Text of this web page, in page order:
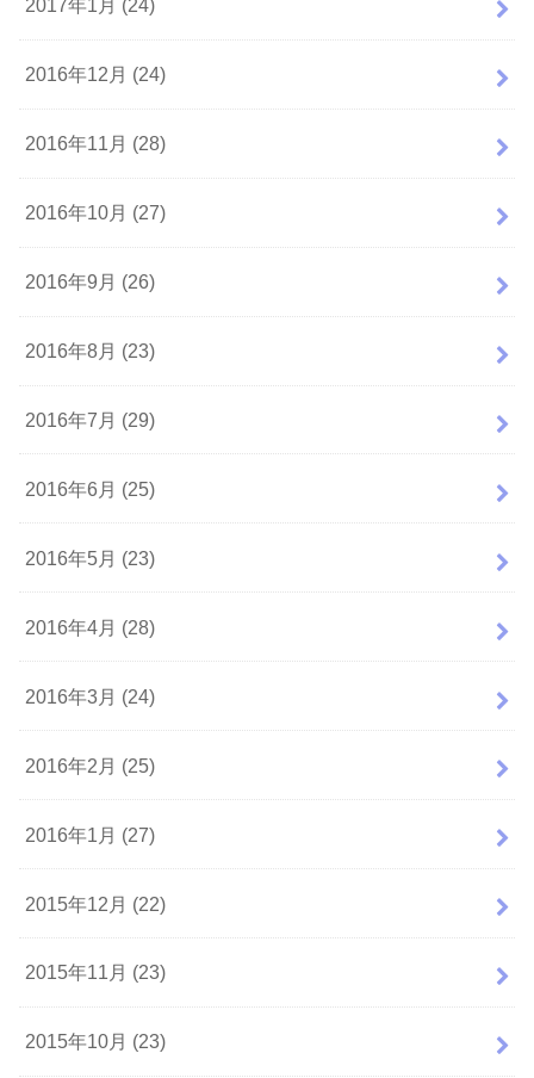
2017年1月 (24)
2016年12月 (24)
2016年11月 (28)
2016年10月 (27)
2016年9月 (26)
2016年8月 (23)
2016年7月 (29)
2016年6月 (25)
2016年5月 (23)
2016年4月 (28)
2016年3月 (24)
2016年2月 (25)
2016年1月 (27)
2015年12月 (22)
2015年11月 (23)
2015年10月 (23)